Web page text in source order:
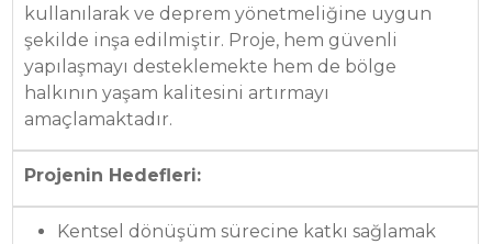
kullanılarak ve deprem yönetmeliğine uygun
şekilde inşa edilmiştir. Proje, hem güvenli
yapılaşmayı desteklemekte hem de bölge
halkının yaşam kalitesini artırmayı
amaçlamaktadır.
Projenin Hedefleri:
Kentsel dönüşüm sürecine katkı sağlamak